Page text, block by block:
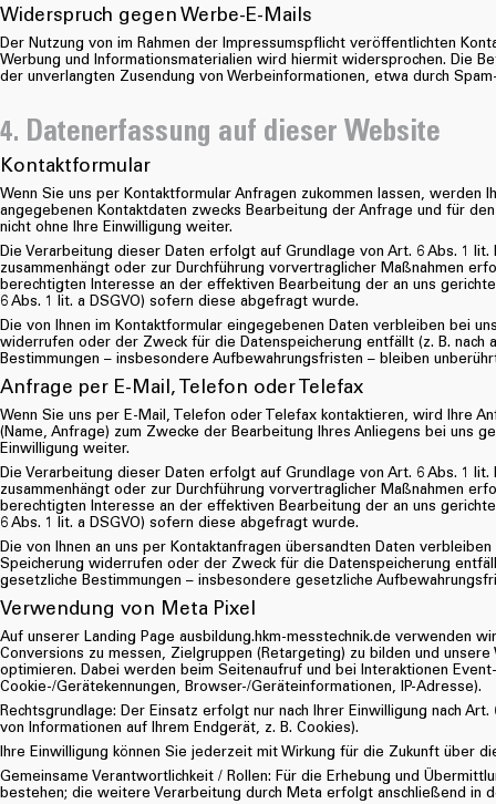
Widerspruch gegen Werbe-E-Mails
Der Nutzung von im Rahmen der Impressumspflicht veröffentlichten
Werbung und Informationsmaterialien wird hiermit widersprochen. Die
der unverlangten Zusendung von Werbeinformationen, etwa durch
4. Datenerfassung auf dieser Website
Kontaktformular
Wenn Sie uns per Kontaktformular Anfragen zukommen lassen, werden
angegebenen Kontaktdaten zwecks Bearbeitung der Anfrage und für
nicht ohne Ihre Einwilligung weiter.
Die Verarbeitung dieser Daten erfolgt auf Grundlage von Art. 6 Abs. 1
zusammenhängt oder zur Durchführung vorvertraglicher Maßnahmen
berechtigten Interesse an der effektiven Bearbeitung der an uns
6 Abs. 1 lit. a DSGVO) sofern diese abgefragt wurde.
Die von Ihnen im Kontaktformular eingegebenen Daten verbleiben bei
widerrufen oder der Zweck für die Datenspeicherung entfällt (z. B.
Bestimmungen – insbesondere Aufbewahrungsfristen – bleiben
Anfrage per E-Mail, Telefon oder Telefax
Wenn Sie uns per E-Mail, Telefon oder Telefax kontaktieren, wird Ihre
(Name, Anfrage) zum Zwecke der Bearbeitung Ihres Anliegens bei uns
Einwilligung weiter.
Die Verarbeitung dieser Daten erfolgt auf Grundlage von Art. 6 Abs. 1
zusammenhängt oder zur Durchführung vorvertraglicher Maßnahmen
berechtigten Interesse an der effektiven Bearbeitung der an uns
6 Abs. 1 lit. a DSGVO) sofern diese abgefragt wurde.
Die von Ihnen an uns per Kontaktanfragen übersandten Daten
Speicherung widerrufen oder der Zweck für die Datenspeicherung
gesetzliche Bestimmungen – insbesondere gesetzliche
Verwendung von Meta Pixel
Auf unserer Landing Page ausbildung.hkm-messtechnik.de verwenden
Conversions zu messen, Zielgruppen (Retargeting) zu bilden und
optimieren. Dabei werden beim Seitenaufruf und bei Interaktionen
Cookie-/Gerätekennungen, Browser-/Geräteinformationen, IP-Adresse).
Rechtsgrundlage: Der Einsatz erfolgt nur nach Ihrer Einwilligung nach
von Informationen auf Ihrem Endgerät, z. B. Cookies).
Ihre Einwilligung können Sie jederzeit mit Wirkung für die Zukunft über
Gemeinsame Verantwortlichkeit / Rollen: Für die Erhebung und
bestehen; die weitere Verarbeitung durch Meta erfolgt anschließend in